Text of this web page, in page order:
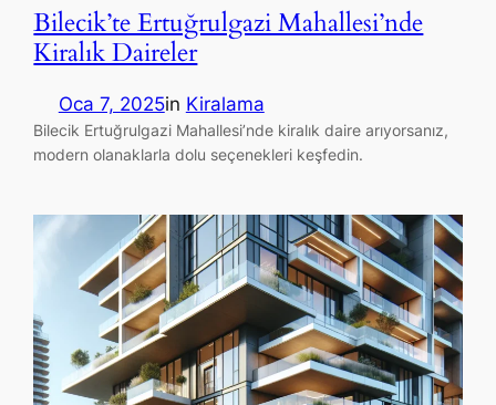
Bilecik’te Ertuğrulgazi Mahallesi’nde
Kiralık Daireler
Oca 7, 2025in Kiralama
Bilecik Ertuğrulgazi Mahallesi’nde kiralık daire arıyorsanız,
modern olanaklarla dolu seçenekleri keşfedin.